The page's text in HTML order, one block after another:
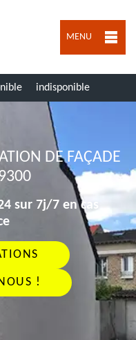
MENU
indisponible
DE FAÇADE
sur 7j/7 en cas
!